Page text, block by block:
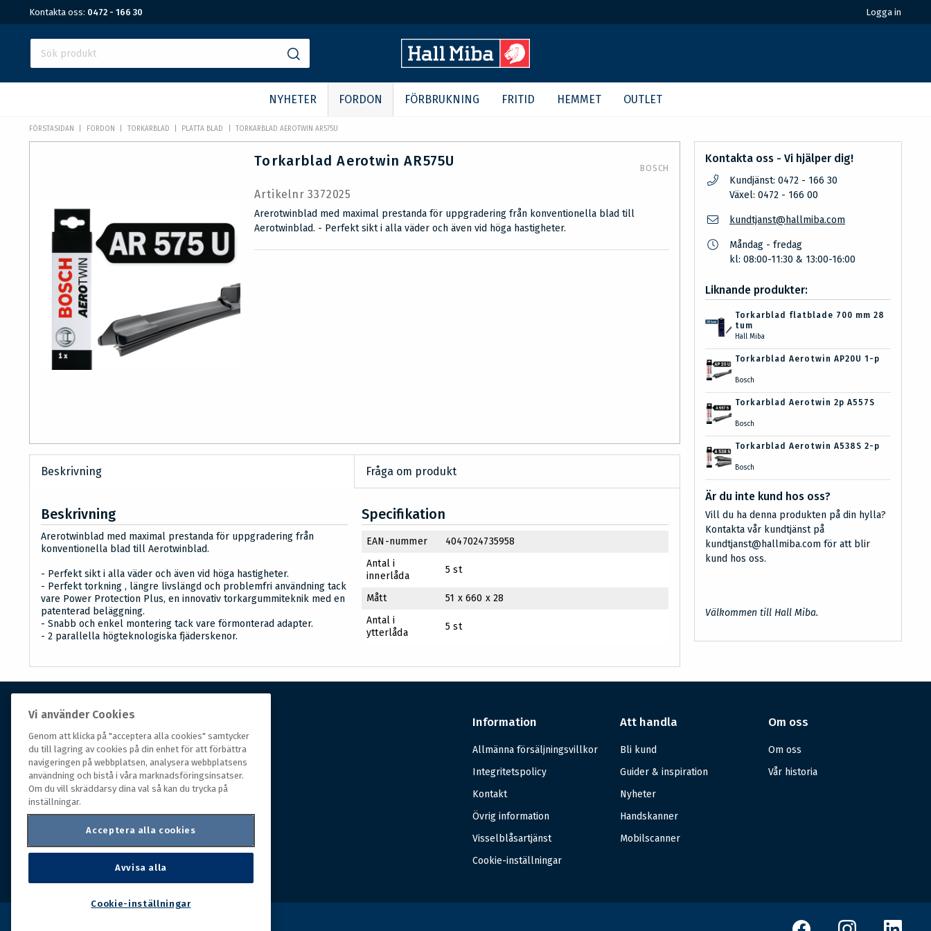
Kontakta oss: 0472 - 166 30 Logga in
NYHETER FORDON FÖRBRUKNING FRITID HEMMET OUTLET
FÖRSTASIDAN FORDON TORKARBLAD PLATTA BLAD TORKARBLAD AEROTWIN AR575U
Torkarblad Aerotwin AR575U BOSCH
Artikelnr 3372025
Arerotwinblad med maximal prestanda för uppgradering från konventionella blad till
Aerotwinblad. - Perfekt sikt i alla väder och även vid höga hastigheter.
Beskrivning Fråga om produkt
Beskrivning
Arerotwinblad med maximal prestanda för uppgradering från
konventionella blad till Aerotwinblad.
- Perfekt sikt i alla väder och även vid höga hastigheter.
- Perfekt torkning , längre livslängd och problemfri användning tack
vare Power Protection Plus, en innovativ torkargummiteknik med en
patenterad beläggning.
- Snabb och enkel montering tack vare förmonterad adapter.
- 2 parallella högteknologiska fjäderskenor.
Specifikation
EAN-nummer
4047024735958
Antal i
innerlåda
5 st
Mått
51 x 660 x 28
Antal i
ytterlåda
5 st
Kontakta oss - Vi hjälper dig!
Kundjänst: 0472 - 166 30
Växel: 0472 - 166 00
kundtjanst@hallmiba.com
Måndag - fredag
kl: 08:00-11:30 & 13:00-16:00
Liknande produkter:
Torkarblad flatblade 700 mm 28
tum
Hall Miba
Torkarblad Aerotwin AP20U 1-p
Bosch
Torkarblad Aerotwin 2p A557S
Bosch
Torkarblad Aerotwin A538S 2-p
Bosch
Är du inte kund hos oss?
Vill du ha denna produkten på din hylla?
Kontakta vår kundtjänst på
kundtjanst@hallmiba.com för att blir
kund hos oss.
Välkommen till Hall Miba.
Om Hall Miba
Hall Miba är grossisten som funnits på marknaden i
över 150 år. Från huvudkontoret i småländska Växjö
styrs hela organisationen, som erbjuder prisvärda
produkter till kunder i rörelse.
Information
Allmänna försäljningsvillkor
Integritetspolicy
Kontakt
Övrig information
Visselblåsartjänst
Cookie-inställningar
Att handla
Bli kund
Guider & inspiration
Nyheter
Handskanner
Mobilscanner
Om oss
Om oss
Vår historia
Vi använder Cookies
Genom att klicka på "acceptera alla cookies" samtycker
du till lagring av cookies på din enhet för att förbättra
navigeringen på webbplatsen, analysera webbplatsens
användning och bistå i våra marknadsföringsinsatser.
Om du vill skräddarsy dina val så kan du trycka på
inställningar.
Acceptera alla cookies
Avvisa alla
Cookie-inställningar